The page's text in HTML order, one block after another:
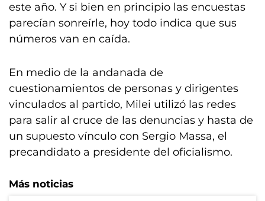
este año. Y si bien en principio las encuestas
parecían sonreírle, hoy todo indica que sus
números van en caída.
En medio de la andanada de
cuestionamientos de personas y dirigentes
vinculados al partido, Milei utilizó las redes
para salir al cruce de las denuncias y hasta de
un supuesto vínculo con Sergio Massa, el
precandidato a presidente del oficialismo.
Más noticias